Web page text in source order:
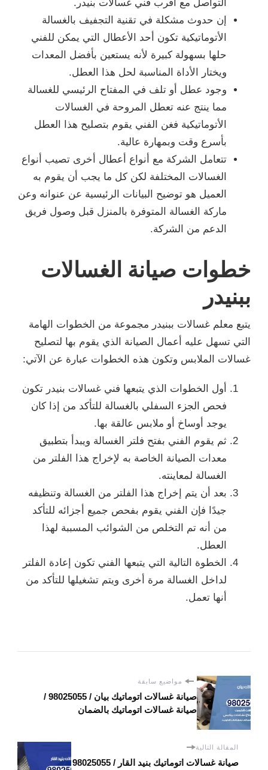
التواصل مع أقرب فني غسالات بنيدر.
إن حدوث مشكلة في تقنية التجفيف بالغسالة
الأتوماتيكية تكون أحد الأعطال التي يمكن للفني
حلها بسهولة كبيرة لأنه يستعين بأفضل المعدات
ويختار الأداة المناسبة لحل هذا العطل.
وجود عطل أو تلف في المفتاح الرئيسي للغسالة
مما ينتج عنه تعطل المروحة في الغسالات
الأتوماتيكية فغن الفني يقوم بتصليح هذا العطل
بأسرع وقت وبمهارة عالية.
تتعامل الشركة مع أنواع أعطال أخرى تصيب أنواع
الغسالات المختلفة لكن كل ما يجب أن يقوم به
العميل هو توضيح البيانات الرئيسية عن عنوانه وعن
ماركة الغسالة المتوفرة بالمنزل قبل وصول فريق
الدعم من الشركة.
خطوات صيانة الغسالات
ببنيدر
يتبع معلم غسالات ببنيدر مجموعة من الخطوات الهامة
التي تسهل عليه أعمال الصيانة الذي يقوم بها لتصليح
غسالات الملابس وتكون هذه الخطوات عبارة عن الآتي:
أول الخطوات الذي يتبعها فني غسالات بنيدر تكون
فحص الجزء السفلي بالغسالة للتأكد من إذا كان
يوجد أوساخ أو ملابس عالقة بها.
ثم يقوم الفني بفتح فلتر الغسالة ويبدأ بتطبيق
معدات الصيانة الخاصة به لإخراج هذا الفلتر من
الغسالة لمعاينته.
بعد أن يتم إخراج هذا الفلتر من الغسالة وتنظيفه
جيدًا فإن الفني يقوم بفحص جميع أجزائه للتأكد
من أنه تم التخلص من الشوائب المسببة لهذا
العطل.
الخطوة التالية التي يتبعها الفني تكون إعادة الفلتر
لداخل الغسالة مرة أخرى ويتم تشغيلها للتأكد من
أنها تعمل.
مواضيع سابقة
صيانة غسالات اتوماتيك بيان / 98025055 /
صيانة غسالات اتوماتيك بالضمان
المقالة التالية
صيانة غسالات اتوماتيك بنيد القار / 98025055